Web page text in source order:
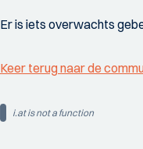
Er is iets overwachts
Keer terug naar de
i.at is not a function